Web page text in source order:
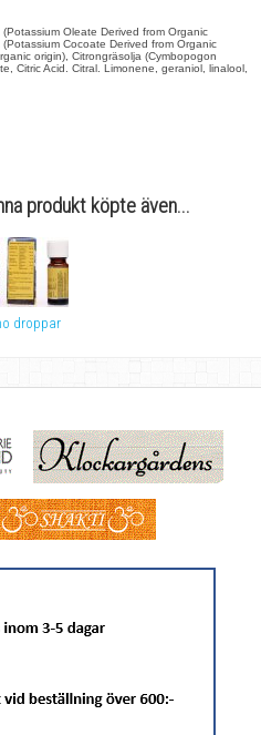
Oleate Derived from Organic
Cocoate Derived from Organic
origin), Citrongräsolja (Cymbopogon
Citric Acid. Citral. Limonene, geraniol, linalool,
produkt köpte även...
droppar